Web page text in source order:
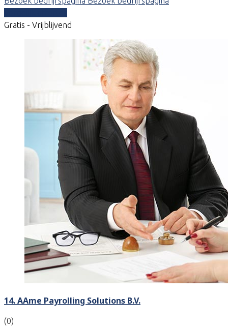
Gratis - Vrijblijvend
14. AAme Payrolling Solutions B.V.
(0)